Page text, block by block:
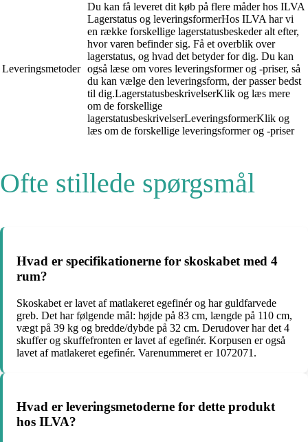
Leveringsmetoder
Du kan få leveret dit køb på flere måder hos ILVA
Lagerstatus og leveringsformerHos ILVA har vi
en række forskellige lagerstatusbeskeder alt efter,
hvor varen befinder sig. Få et overblik over
lagerstatus, og hvad det betyder for dig. Du kan
også læse om vores leveringsformer og -priser, så
du kan vælge den leveringsform, der passer bedst
til dig.LagerstatusbeskrivelserKlik og læs mere
om de forskellige
lagerstatusbeskrivelserLeveringsformerKlik og
læs om de forskellige leveringsformer og -priser
Ofte stillede spørgsmål
Hvad er specifikationerne for skoskabet med 4
rum?
Skoskabet er lavet af matlakeret egefinér og har guldfarvede
greb. Det har følgende mål: højde på 83 cm, længde på 110 cm,
vægt på 39 kg og bredde/dybde på 32 cm. Derudover har det 4
skuffer og skuffefronten er lavet af egefinér. Korpusen er også
lavet af matlakeret egefinér. Varenummeret er 1072071.
Hvad er leveringsmetoderne for dette produkt
hos ILVA?